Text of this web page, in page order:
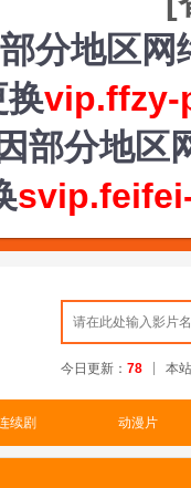
分地区网
换vip.ffzy-
部分地区
今日更新： 78 本
续剧 动漫片